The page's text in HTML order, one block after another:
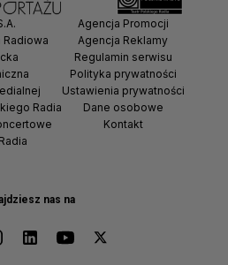
nas na
Radiowa
Radia
Agencja Promocji
Agencja Reklamy
Regulamin serwisu
Polityka prywatności
Ustawienia prywatności
Dane osobowe
Kontakt